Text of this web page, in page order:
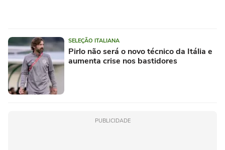
SELEÇÃO ITALIANA
Pirlo não será o novo técnico da Itália e
aumenta crise nos bastidores
PUBLICIDADE